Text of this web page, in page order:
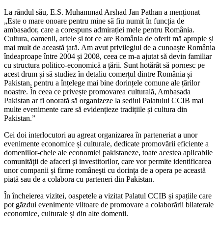
La rândul său, E.S. Muhammad Arshad Jan Pathan a menționat
„Este o mare onoare pentru mine să fiu numit în funcția de
ambasador, care a corespuns admirației mele pentru România.
Cultura, oamenii, artele și tot ce are România de oferit mă apropie și
mai mult de această țară. Am avut privilegiul de a cunoaște România
îndeaproape între 2004 și 2008, ceea ce m-a ajutat să devin familiar
cu structura politico-economică a țării. Sunt hotărât să pornesc pe
acest drum și să studiez în detaliu comerțul dintre România și
Pakistan, pentru a înțelege mai bine dorințele comune ale țărilor
noastre. În ceea ce privește promovarea culturală, Ambasada
Pakistan ar fi onorată să organizeze la sediul Palatului CCIB mai
multe evenimente care să evidențieze tradițiile și cultura din
Pakistan.”
Cei doi interlocutori au agreat organizarea în parteneriat a unor
evenimente economice și culturale, dedicate promovării eficiente a
domeniilor-cheie ale economiei pakistaneze, toate acestea aplicabile
comunităţii de afaceri şi investitorilor, care vor permite identificarea
unor companii și firme româneşti cu dorința de a opera pe această
piaţă sau de a colabora cu parteneri din Pakistan.
În încheierea vizitei, oaspetele a vizitat Palatul CCIB și spațiile care
pot găzdui evenimente viitoare de promovare a colaborării bilaterale
economice, culturale și din alte domenii.